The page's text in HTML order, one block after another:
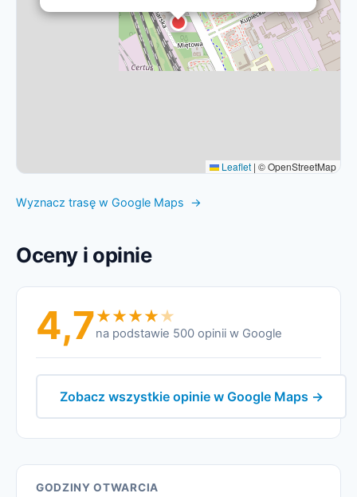
GODZINY OTWARCIA
Leaflet | © OpenStreetMap
Wyznacz trasę w Google Maps →
Oceny i opinie
4,7na podstawie 500 opinii w Google
Zobacz wszystkie opinie w Google Maps →